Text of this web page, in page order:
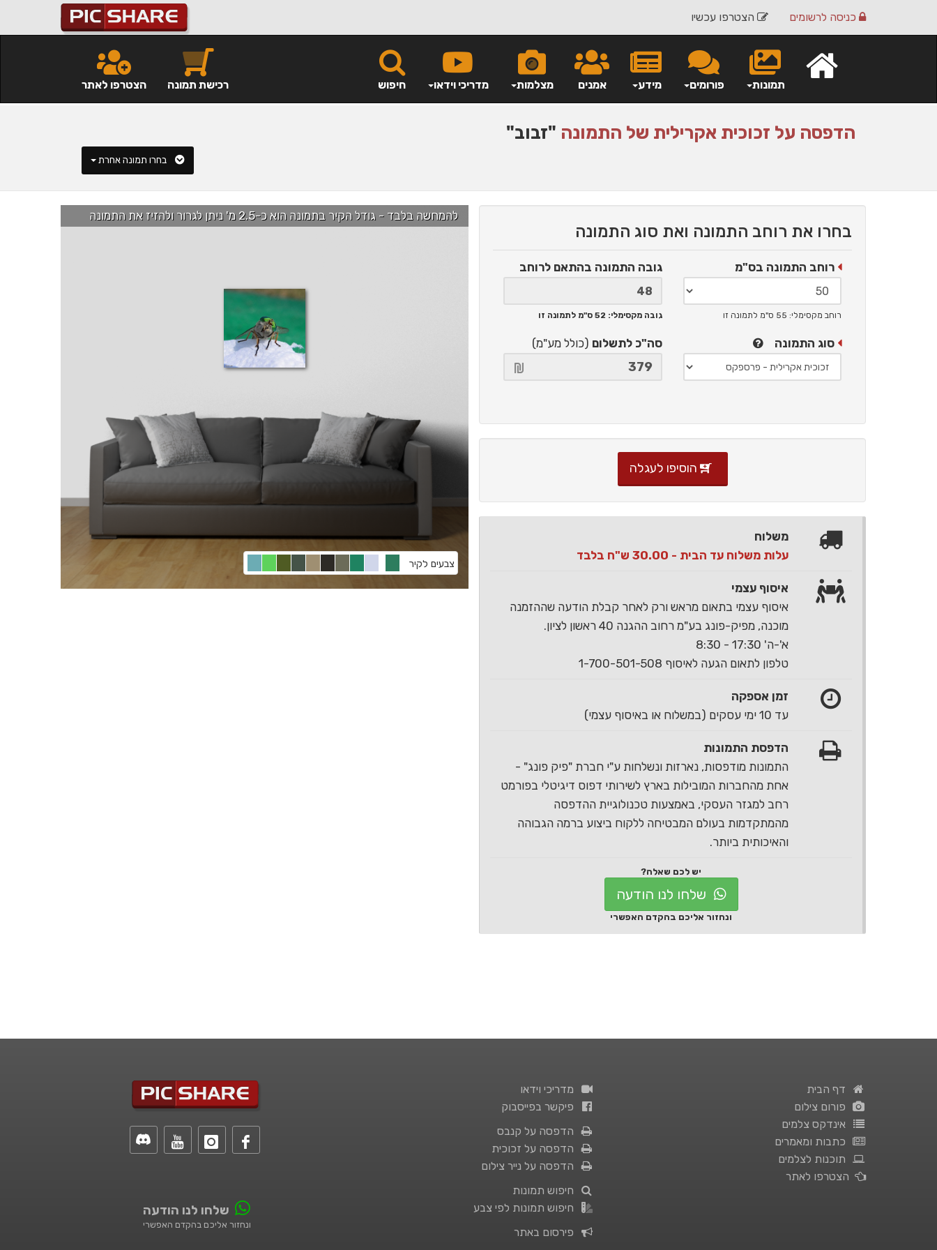
הצטרפו עכשיו כניסה לרשומים
חיפוש מדריכי וידאו מצלמות אמנים מידע פורומים תמונות הצטרפו לאתר רכישת תמונה
הדפסה על זכוכית אקרילית של התמונה "זבוב"
להמחשה בלבד - גודל הקיר בתמונה הוא כ-2.5 מ' ניתן לגרור ולהזיז את התמונה
צבעים לקיר
בחרו את רוחב התמונה ואת סוג התמונה
רוחב התמונה בס"מ
רוחב מקסימלי: 55 ס"מ לתמונה זו
גובה התמונה בהתאם לרוחב
גובה מקסימלי: 52 ס"מ לתמונה זו
סוג התמונה סה"כ לתשלום (כולל מע"מ)
הוסיפו לעגלה
משלוח
עלות משלוח עד הבית - 30.00 ש"ח בלבד
איסוף עצמי
איסוף עצמי בתאום מראש ורק לאחר קבלת הודעה שההזמנה
מוכנה, מפיק-פונג בע"מ רחוב ההגנה 40 ראשון לציון.
א'-ה' 17:30 - 8:30
טלפון לתאום הגעה לאיסוף 1-700-501-508
זמן אספקה
עד 10 ימי עסקים (במשלוח או באיסוף עצמי)
הדפסת התמונות
התמונות מודפסות, נארזות ונשלחות ע"י חברת "פיק פונג" -
אחת מהחברות המובילות בארץ לשירותי דפוס דיגיטלי בפורמט
רחב למגזר העסקי, באמצעות טכנולוגיית ההדפסה
מהמתקדמות בעולם המבטיחה ללקוח ביצוע ברמה הגבוהה
והאיכותית ביותר.
יש לכם שאלה?
שלחו לנו הודעה
ונחזור אליכם בהקדם האפשרי
שלחו לנו הודעה
ונחזור אליכם בהקדם האפשרי
מדריכי וידאו
פיקשר בפייסבוק
הדפסה על קנבס
הדפסה על זכוכית
הדפסה על נייר צילום
חיפוש תמונות
חיפוש תמונות לפי צבע
פירסום באתר
דף הבית
פורום צילום
אינדקס צלמים
כתבות ומאמרים
תוכנות לצלמים
הצטרפו לאתר